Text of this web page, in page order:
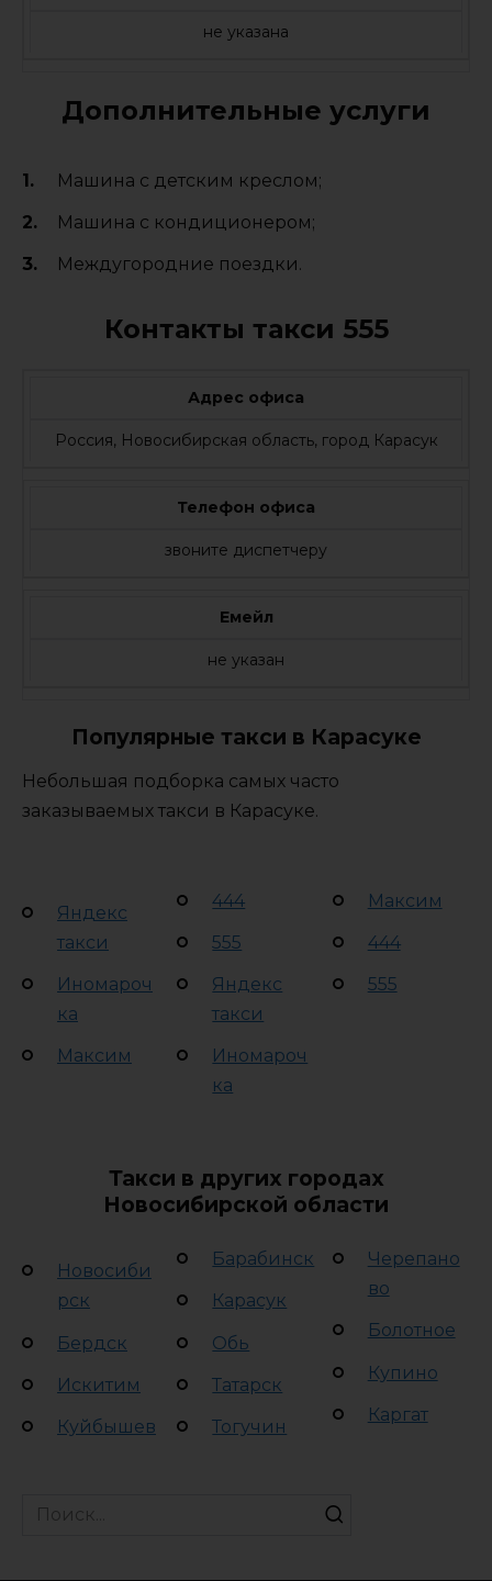
не указана
Дополнительные услуги
Машина с детским креслом;
Машина с кондиционером;
Междугородние поездки.
Контакты такси 555
Адрес офиса
Россия, Новосибирская область, город Карасук
Телефон офиса
звоните диспетчеру
Емейл
не указан
Популярные такси в Карасуке
Небольшая подборка самых часто
заказываемых такси в Карасуке.
Яндекс
такси
Иномароч
ка
Максим
444
555
Яндекс
такси
Иномароч
ка
Максим
444
555
Такси в других городах
Новосибирской области
Новосиби
рск
Бердск
Искитим
Куйбышев
Барабинск
Карасук
Обь
Татарск
Тогучин
Черепано
во
Болотное
Купино
Каргат
Search